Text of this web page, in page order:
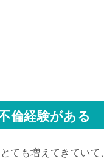
倫経験がある
ても増えてきていて